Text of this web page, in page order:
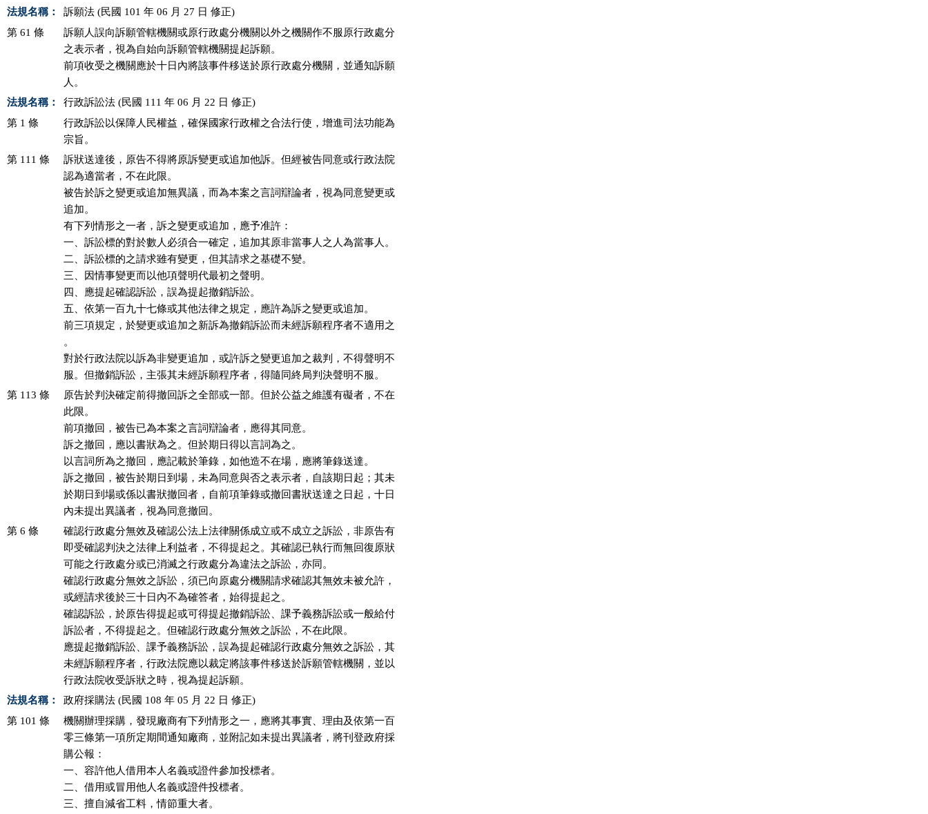
法規名稱：
訴願法 (民國 101 年 06 月 27 日 修正)
第 61 條
訴願人誤向訴願管轄機關或原行政處分機關以外之機關作不服原行政處分
之表示者，視為自始向訴願管轄機關提起訴願。
前項收受之機關應於十日內將該事件移送於原行政處分機關，並通知訴願
人。
法規名稱：
行政訴訟法 (民國 111 年 06 月 22 日 修正)
第 1 條
行政訴訟以保障人民權益，確保國家行政權之合法行使，增進司法功能為
宗旨。
第 111 條
訴狀送達後，原告不得將原訴變更或追加他訴。但經被告同意或行政法院
認為適當者，不在此限。
被告於訴之變更或追加無異議，而為本案之言詞辯論者，視為同意變更或
追加。
有下列情形之一者，訴之變更或追加，應予准許：
一、訴訟標的對於數人必須合一確定，追加其原非當事人之人為當事人。
二、訴訟標的之請求雖有變更，但其請求之基礎不變。
三、因情事變更而以他項聲明代最初之聲明。
四、應提起確認訴訟，誤為提起撤銷訴訟。
五、依第一百九十七條或其他法律之規定，應許為訴之變更或追加。
前三項規定，於變更或追加之新訴為撤銷訴訟而未經訴願程序者不適用之
。
對於行政法院以訴為非變更追加，或許訴之變更追加之裁判，不得聲明不
服。但撤銷訴訟，主張其未經訴願程序者，得隨同終局判決聲明不服。
第 113 條
原告於判決確定前得撤回訴之全部或一部。但於公益之維護有礙者，不在
此限。
前項撤回，被告已為本案之言詞辯論者，應得其同意。
訴之撤回，應以書狀為之。但於期日得以言詞為之。
以言詞所為之撤回，應記載於筆錄，如他造不在場，應將筆錄送達。
訴之撤回，被告於期日到場，未為同意與否之表示者，自該期日起；其未
於期日到場或係以書狀撤回者，自前項筆錄或撤回書狀送達之日起，十日
內未提出異議者，視為同意撤回。
第 6 條
確認行政處分無效及確認公法上法律關係成立或不成立之訴訟，非原告有
即受確認判決之法律上利益者，不得提起之。其確認已執行而無回復原狀
可能之行政處分或已消滅之行政處分為違法之訴訟，亦同。
確認行政處分無效之訴訟，須已向原處分機關請求確認其無效未被允許，
或經請求後於三十日內不為確答者，始得提起之。
確認訴訟，於原告得提起或可得提起撤銷訴訟、課予義務訴訟或一般給付
訴訟者，不得提起之。但確認行政處分無效之訴訟，不在此限。
應提起撤銷訴訟、課予義務訴訟，誤為提起確認行政處分無效之訴訟，其
未經訴願程序者，行政法院應以裁定將該事件移送於訴願管轄機關，並以
行政法院收受訴狀之時，視為提起訴願。
法規名稱：
政府採購法 (民國 108 年 05 月 22 日 修正)
第 101 條
機關辦理採購，發現廠商有下列情形之一，應將其事實、理由及依第一百
零三條第一項所定期間通知廠商，並附記如未提出異議者，將刊登政府採
購公報：
一、容許他人借用本人名義或證件參加投標者。
二、借用或冒用他人名義或證件投標者。
三、擅自減省工料，情節重大者。